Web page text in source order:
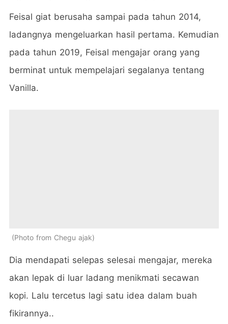
Feisal giat berusaha sampai pada tahun 2014,
ladangnya mengeluarkan hasil pertama. Kemudian
pada tahun 2019, Feisal mengajar orang yang
berminat untuk mempelajari segalanya tentang
Vanilla.
Photo from Chegu ajak
Dia mendapati selepas selesai mengajar, mereka
akan lepak di luar ladang menikmati secawan
kopi. Lalu tercetus lagi satu idea dalam buah
fikirannya..